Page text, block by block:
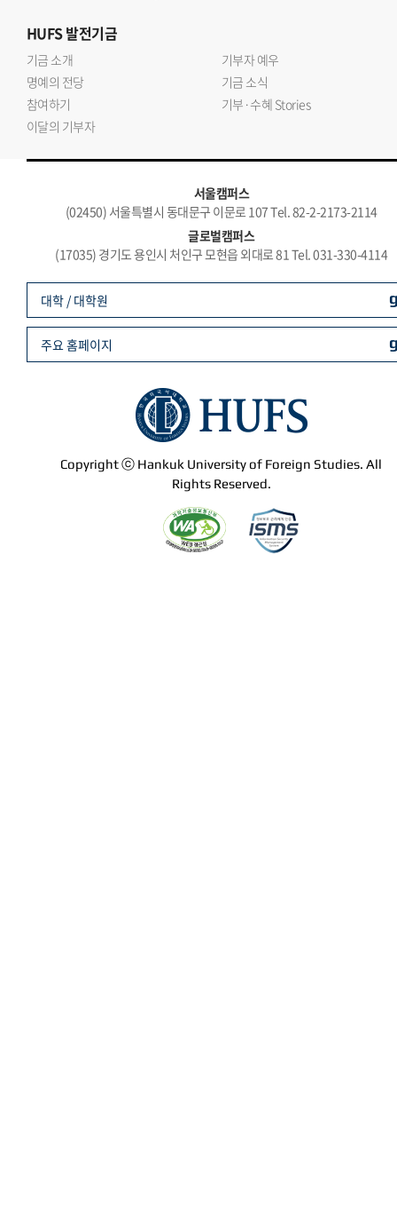
HUFS발전기금
기금 소개
기부자 예우
명예의 전당
기금 소식
참여하기
기부·수혜 Stories
이달의 기부자
서울캠퍼스
(02450) 서울특별시 동대문구 이문로 107 Tel. 82-2-2173-2114
글로벌캠퍼스
(17035) 경기도 용인시 처인구 모현읍 외대로 81 Tel. 031-330-4114
Copyright ⓒ Hankuk University of Foreign Studies. All
Rights Reserved.
대학 / 대학원
주요 홈페이지